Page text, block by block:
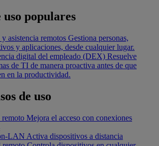
uso populares
asistencia remotos Gestiona personas,
y aplicaciones, desde cualquier lugar.
digital del empleado (DEX) Resuelve
de TI de manera proactiva antes de que
en la productividad.
de uso
remoto Mejora el acceso con conexiones
LAN Activa dispositivos a distancia